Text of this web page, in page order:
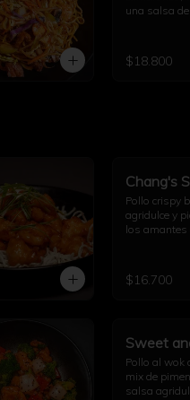
una salsa
$18.800
Chang's
Pollo crispy
agridulce y
los amantes
$16.700
Sweet
Pollo al wok
mix de
salsa